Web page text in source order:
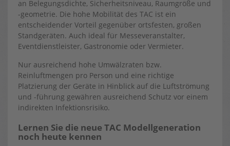
an Belegungsdichte, Sicherheitsniveau, Raumgröße und
-geometrie. Die hohe Mobilität des TAC ist ein
entscheidender Vorteil gegenüber ortsfesten, großen
Standgeräten. Auch ideal für Messeveranstalter,
Eventdienstleister, Gastronomie oder Vermieter.
Nur ausreichend hohe Umwälzraten bzw.
Reinluftmengen pro Person und eine richtige
Platzierung der Geräte in Hinblick auf die Luftströmung
und -führung gewähren ausreichend Schutz vor einem
indirekten Infektionsrisiko.
Lernen Sie die neue TAC Modellgeneration
noch heute kennen